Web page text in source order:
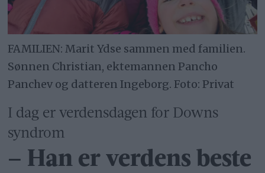
FAMILIEN: Marit Ydse sammen med familien.
Sønnen Christian, ektemannen Pancho
Panchev og datteren Ingeborg. Foto: Privat
I dag er verdensdagen for Downs
syndrom
– Han er verdens beste